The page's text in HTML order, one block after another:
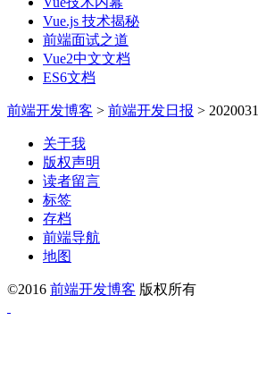
Vue.js 技术揭秘
前端面试之道
Vue2中文文档
ES6文档
前端开发博客 > 前端开发日报 >
关于我
版权声明
读者留言
标签
存档
前端导航
地图
©2016 前端开发博客 版权所有